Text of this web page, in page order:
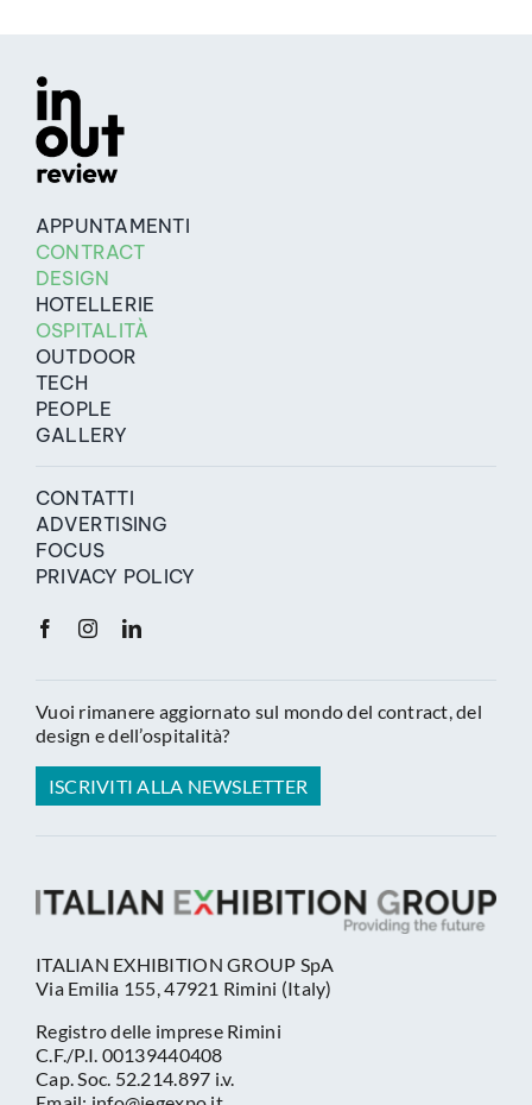
APPUNTAMENTI
CONTRACT
DESIGN
HOTELLERIE
OSPITALITÀ
OUTDOOR
TECH
PEOPLE
GALLERY
CONTATTI
ADVERTISING
FOCUS
PRIVACY POLICY
Vuoi rimanere aggiornato sul mondo del contract, del
design e dell’ospitalità?
ISCRIVITI ALLA NEWSLETTER
ITALIAN EXHIBITION GROUP SpA
Via Emilia 155, 47921 Rimini (Italy)
Registro delle imprese Rimini
C.F./P.I. 00139440408
Cap. Soc. 52.214.897 i.v.